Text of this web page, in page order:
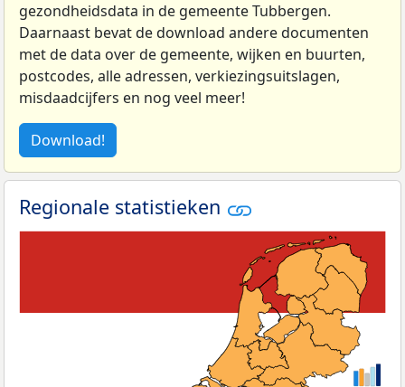
gezondheidsdata in de gemeente Tubbergen.
Daarnaast bevat de download andere documenten
met de data over de gemeente, wijken en buurten,
postcodes, alle adressen, verkiezingsuitslagen,
misdaadcijfers en nog veel meer!
Download!
Regionale statistieken